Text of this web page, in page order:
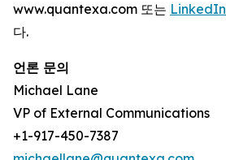
www.quantexa.com 또는 LinkedIn
다.
언론 문의
Michael Lane
VP of External Communications
+1-917-450-7387